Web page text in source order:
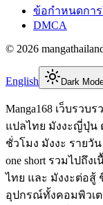
ข้อกำหนดกา
DMCA
© 2026
English Dark
Manga168 เว็บรว
แปลไทย มังงะญี่ปุ่น
ชั่วโมง มังงะ รายวั
one short รวมไปถึง
ไทย และ มังงะต่อสู้
อุปกรณ์ทั้งคอมพิวเต